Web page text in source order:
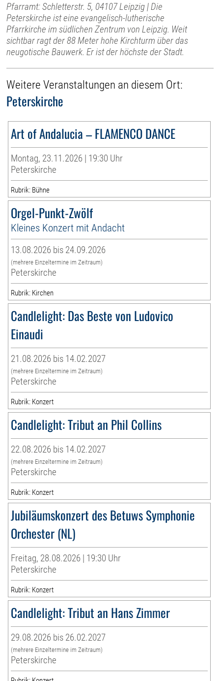
Pfarramt: Schletterstr. 5, 04107 Leipzig | Die
Peterskirche ist eine evangelisch-lutherische
Pfarrkirche im südlichen Zentrum von Leipzig. Weit
sichtbar ragt der 88 Meter hohe Kirchturm über das
neugotische Bauwerk. Er ist der höchste der Stadt.
Weitere Veranstaltungen an diesem Ort:
Peterskirche
Art of Andalucia – FLAMENCO DANCE
Montag, 23.11.2026 | 19:30 Uhr
Peterskirche
Rubrik: Bühne
Orgel-Punkt-Zwölf
Kleines Konzert mit Andacht
13.08.2026 bis 24.09.2026
(mehrere Einzeltermine im Zeitraum)
Peterskirche
Rubrik: Kirchen
Candlelight: Das Beste von Ludovico
Einaudi
21.08.2026 bis 14.02.2027
(mehrere Einzeltermine im Zeitraum)
Peterskirche
Rubrik: Konzert
Candlelight: Tribut an Phil Collins
22.08.2026 bis 14.02.2027
(mehrere Einzeltermine im Zeitraum)
Peterskirche
Rubrik: Konzert
Jubiläumskonzert des Betuws Symphonie
Orchester (NL)
Freitag, 28.08.2026 | 19:30 Uhr
Peterskirche
Rubrik: Konzert
Candlelight: Tribut an Hans Zimmer
29.08.2026 bis 26.02.2027
(mehrere Einzeltermine im Zeitraum)
Peterskirche